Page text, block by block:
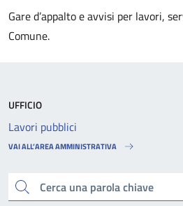
Gare d’appalto e avvisi per lavori,
Comune.
Cerca una parola chiave
UFFICIO
Lavori pubblici
VAI ALL’AREA AMMINISTRATIVA